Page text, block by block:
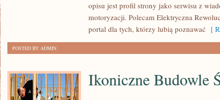
opisu jest profil strony jako serwisu z
motoryzacji. Polecam Elektryczna
portal dla tych, którzy lubią poznawać [
POSTED BY ADMIN
Ikoniczne Budowle